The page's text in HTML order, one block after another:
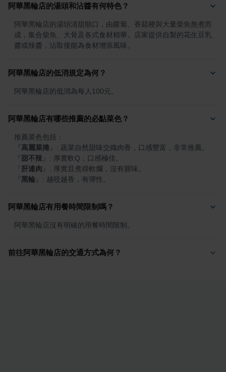
阿華黑輪店的湯頭和沾醬有何特色？
阿華黑輪店的湯頭清甜順口，由蘿蔔、香菇梗與大量柴魚熬煮而
成，集合柴魚、大骨及各式食材精華。店家提供自製的花生豆乳
醬或辣醬，沾取後能為食材增添風味。
阿華黑輪店的低消規定為何？
阿華黑輪店的低消為每人100元。
阿華黑輪店有哪些推薦的必點菜色？
高麗菜捲
甜不辣
肝連肉
黑輪 : 越咬越香，有彈性。
阿華黑輪店有用餐時間限制嗎？
阿華黑輪店沒有明確的用餐時間限制。
前往阿華黑輪店的交通方式為何？